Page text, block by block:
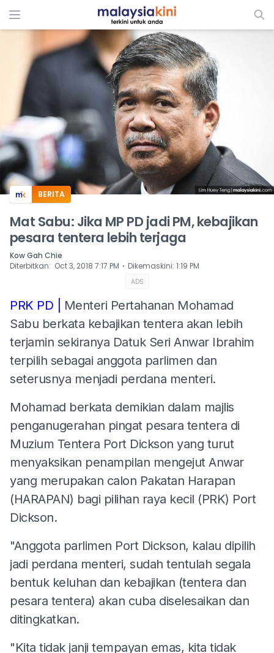
ADS
BERITA
Mat Sabu: Jika MP PD jadi PM, kebajikan
pesara tentera lebih terjaga
Kow Gah Chie
Diterbitkan: Oct 3, 2018 7:17 PM ⋅ Dikemaskini: 1:19 PM
ADS
PRK PD |
Menteri Pertahanan Mohamad
Sabu berkata kebajikan tentera akan lebih
terjamin sekiranya Datuk Seri Anwar Ibrahim
terpilih sebagai anggota parlimen dan
seterusnya menjadi perdana menteri.
Mohamad berkata demikian dalam majlis
penganugerahan pingat pesara tentera di
Muzium Tentera Port Dickson yang turut
menyaksikan penampilan mengejut Anwar
yang merupakan calon Pakatan Harapan
(HARAPAN) bagi pilihan raya kecil (PRK) Port
Dickson.
"Anggota parlimen Port Dickson, kalau dipilih
jadi perdana menteri, sudah tentulah segala
bentuk keluhan dan kebajikan (tentera dan
pesara tentera) akan cuba diselesaikan dan
ditingkatkan.
"Kita tidak janji tempayan emas, kita tidak